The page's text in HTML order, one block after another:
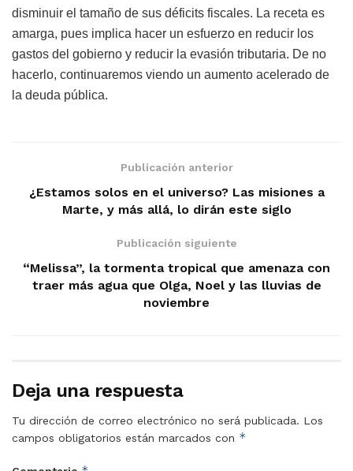
disminuir el tamaño de sus déficits fiscales. La receta es
amarga, pues implica hacer un esfuerzo en reducir los
gastos del gobierno y reducir la evasión tributaria. De no
hacerlo, continuaremos viendo un aumento acelerado de
la deuda pública.
Publicación anterior
¿Estamos solos en el universo? Las misiones a
Marte, y más allá, lo dirán este siglo
Publicación siguiente
“Melissa”, la tormenta tropical que amenaza con
traer más agua que Olga, Noel y las lluvias de
noviembre
Deja una respuesta
Tu dirección de correo electrónico no será publicada. Los
campos obligatorios están marcados con *